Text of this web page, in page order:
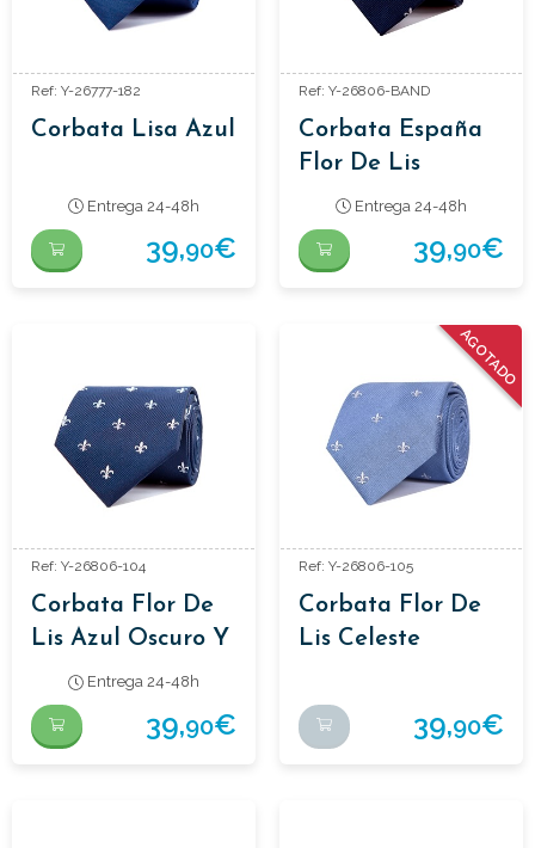
Ref: Y-26777-182
Corbata Lisa Azul
Entrega 24-48h
39,90€
Ref: Y-26806-BAND
Corbata España
Flor De Lis
Entrega 24-48h
39,90€
Ref: Y-26806-104
Corbata Flor De
Lis Azul Oscuro Y
BlancoEntrega 24-48h
39,90€
AGOTADO
Ref: Y-26806-105
Corbata Flor De
Lis Celeste
39,90€